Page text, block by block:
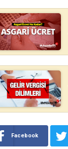
Facebook